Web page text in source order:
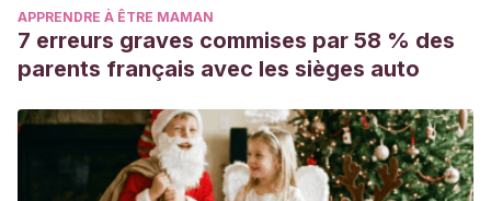
APPRENDRE À ÊTRE MAMAN
7 erreurs graves commises par 58 % des
parents français avec les sièges auto